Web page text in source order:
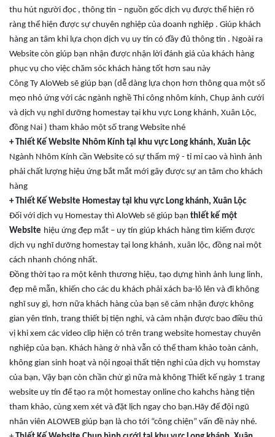
thu hút người đọc , thông tin – nguồn gốc dịch vụ được thể hiện rõ
ràng thể hiện được sự chuyên nghiệp của doanh nghiệp . Giúp khách
hàng an tâm khi lựa chọn dịch vụ uy tín có đầy đủ thông tin . Ngoài ra
Website còn giúp bạn nhận được nhận lời đánh giá của khách hàng
phục vụ cho việc chăm sóc khách hàng tốt hơn sau này
Công Ty AloWeb sẽ giúp bạn (dễ dàng lựa chọn hơn thông qua một số
mẹo nhỏ ứng với các ngành nghề Thi công nhôm kính, Chụp ảnh cưới
và dịch vụ nghĩ dưỡng homestay tại khu vực Long khánh, Xuân Lộc,
đồng Nai ) tham khảo một số trang Website nhé
+ Thiết Kế Website Nhôm Kính tại khu vực Long khánh, Xuân Lộc
Ngành Nhôm Kính cần Website có sự thẩm mỹ - tỉ mỉ cao và hình ảnh
phải chất lượng hiệu ứng bắt mắt mới gây được sự an tâm cho khách
hàng
+ Thiết Kế Website Homestay tại khu vực Long khánh, Xuân Lộc
Đối với dịch vụ Homestay thì AloWeb sẽ giúp bạn thiết kế một
Website hiệu ứng đẹp mắt – uy tín giúp khách hàng tìm kiếm được
dịch vụ nghĩ dưỡng homestay tại long khánh, xuân lộc, đồng nai một
cách nhanh chóng nhất.
Đồng thời tạo ra một kênh thương hiệu, tạo dựng hình ảnh lung linh,
đẹp mê mẫn, khiến cho các du khách phải xách ba-lô lên và đi không
nghĩ suy gì, hơn nữa khách hàng của bạn sẽ cảm nhận được không
gian yên tĩnh, trang thiết bị tiện nghi, và cảm nhận được bao điều thú
vị khi xem các video clip hiện có trên trang website homestay chuyên
nghiệp của bạn. Khách hàng ở nhà vẫn có thể tham khảo toàn cảnh,
không gian sinh hoạt và nội ngoại thất tiện nghi của dịch vụ homstay
của bạn, Vậy bạn còn chần chừ gì nữa mà không Thiết kế ngày 1 trang
website uy tín để tạo ra một homestay online cho kahchs hàng tiện
tham khảo, cùng xem xét và đặt lịch ngay cho bạn.Hãy để đội ngũ
nhân viên ALOWEB giúp bạn là cho tới “công chiện” vấn đề này nhé.